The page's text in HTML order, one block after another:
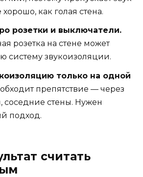
хорошо, как голая стена.
розетки и выключатели.
розетка на стене может
систему звукоизоляции.
только на одной
препятствие — через
соседние стены. Нужен
подход.
считать